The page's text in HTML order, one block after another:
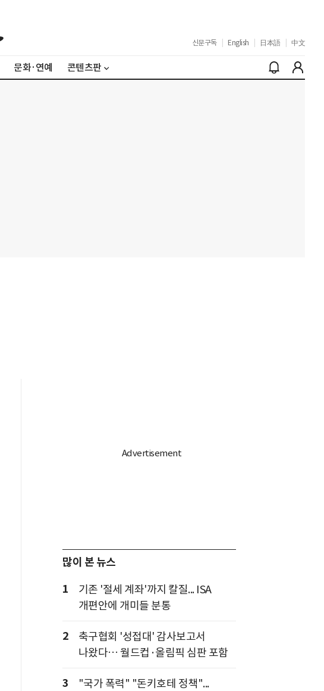
신문구독 English 日本語 中文
문화·연예 콘텐츠판
많이 본 뉴스
1
기존 '절세 계좌'까지 칼질... ISA
개편안에 개미들 분통
2
축구협회 '성접대' 감사보고서
나왔다… 월드컵·올림픽 심판 포함
3
"국가 폭력" "돈키호테 정책"...